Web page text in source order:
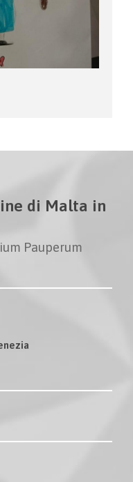
di Malta in
Pauperum